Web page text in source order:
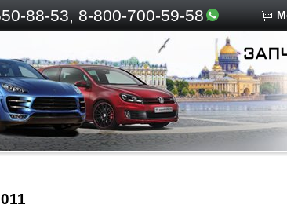
88-53, 8-800-700-59-58